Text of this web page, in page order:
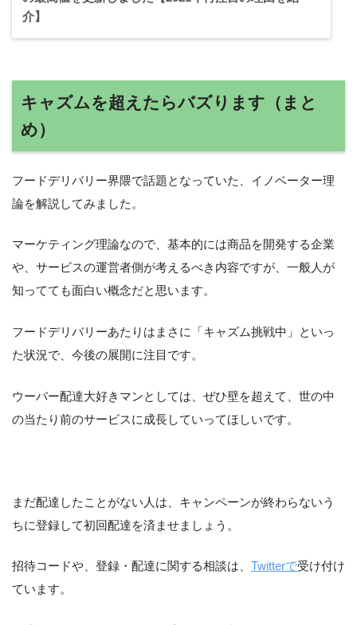
介】
キャズムを超えたらバズります（まと
め）
フードデリバリー界隈で話題となっていた、イノベーター理
論を解説してみました。
マーケティング理論なので、基本的には商品を開発する企業
や、サービスの運営者側が考えるべき内容ですが、一般人が
知ってても面白い概念だと思います。
フードデリバリーあたりはまさに「キャズム挑戦中」といっ
た状況で、今後の展開に注目です。
ウーバー配達大好きマンとしては、ぜひ壁を超えて、世の中
の当たり前のサービスに成長していってほしいです。
まだ配達したことがない人は、キャンペーンが終わらないう
ちに登録して初回配達を済ませましょう。
招待コードや、登録・配達に関する相談は、 Twitterで受け付け
ています。